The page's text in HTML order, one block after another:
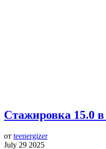
Стажировка 15.0 в
от teenergizer
July 29 2025